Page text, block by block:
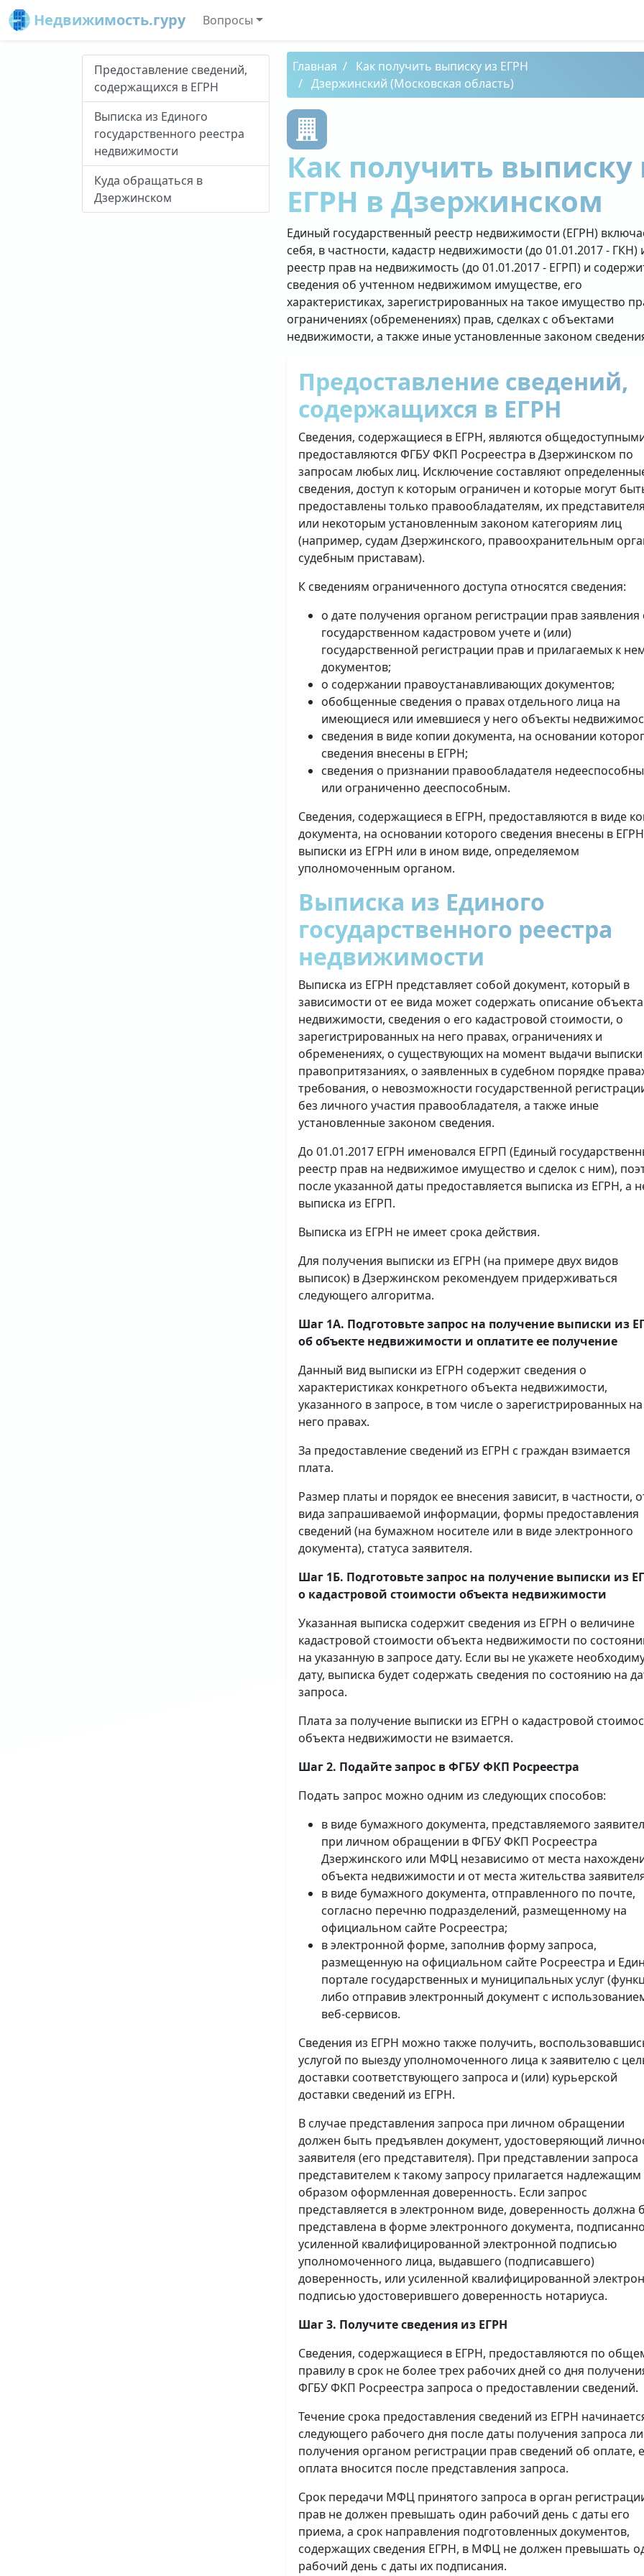
Недвижимость.гуру Вопросы
Предоставление сведений,
содержащихся в ЕГРН
Выписка из Единого
государственного реестра
недвижимости
Куда обращаться в
Дзержинском
Главная
Как получить выписку из ЕГРН
Дзержинский (Московская область)
Как получить выписку
ЕГРН в Дзержинском
Единый государственный реестр недвижимости (ЕГРН)
себя, в частности, кадастр недвижимости (до 01.01.2017 - ГКН)
реестр прав на недвижимость (до 01.01.2017 - ЕГРП) и
сведения об учтенном недвижимом имуществе, его
характеристиках, зарегистрированных на такое имущество
ограничениях (обременениях) прав, сделках с объектами
недвижимости, а также иные установленные законом
Предоставление сведений,
содержащихся в ЕГРН
Сведения, содержащиеся в ЕГРН, являются
предоставляются ФГБУ ФКП Росреестра в Дзержинском по
запросам любых лиц. Исключение составляют
сведения, доступ к которым ограничен и которые могут
предоставлены только правообладателям, их
или некоторым установленным законом категориям лиц
(например, судам Дзержинского, правоохранительным
судебным приставам).
К сведениям ограниченного доступа относятся сведения:
о дате получения органом регистрации прав заявления
государственном кадастровом учете и (или)
государственной регистрации прав и прилагаемых к
документов;
о содержании правоустанавливающих документов;
обобщенные сведения о правах отдельного лица на
имеющиеся или имевшиеся у него объекты
сведения в виде копии документа, на основании
сведения внесены в ЕГРН;
сведения о признании правообладателя
или ограниченно дееспособным.
Сведения, содержащиеся в ЕГРН, предоставляются в виде
документа, на основании которого сведения внесены в
выписки из ЕГРН или в ином виде, определяемом
уполномоченным органом.
Выписка из Единого
государственного реестра
недвижимости
Выписка из ЕГРН представляет собой документ, который в
зависимости от ее вида может содержать описание объекта
недвижимости, сведения о его кадастровой стоимости, о
зарегистрированных на него правах, ограничениях и
обременениях, о существующих на момент выдачи выписки
правопритязаниях, о заявленных в судебном порядке
требования, о невозможности государственной
без личного участия правообладателя, а также иные
установленные законом сведения.
До 01.01.2017 ЕГРН именовался ЕГРП (Единый
реестр прав на недвижимое имущество и сделок с ним),
после указанной даты предоставляется выписка из ЕГРН, а
выписка из ЕГРП.
Выписка из ЕГРН не имеет срока действия.
Для получения выписки из ЕГРН (на примере двух видов
выписок) в Дзержинском рекомендуем придерживаться
следующего алгоритма.
Шаг 1А. Подготовьте запрос на получение выписки из
об объекте недвижимости и оплатите ее получение
Данный вид выписки из ЕГРН содержит сведения о
характеристиках конкретного объекта недвижимости,
указанного в запросе, в том числе о зарегистрированных на
него правах.
За предоставление сведений из ЕГРН с граждан взимается
плата.
Размер платы и порядок ее внесения зависит, в частности,
вида запрашиваемой информации, формы предоставления
сведений (на бумажном носителе или в виде электронного
документа), статуса заявителя.
Шаг 1Б. Подготовьте запрос на получение выписки из
о кадастровой стоимости объекта недвижимости
Указанная выписка содержит сведения из ЕГРН о величине
кадастровой стоимости объекта недвижимости по
на указанную в запросе дату. Если вы не укажете
дату, выписка будет содержать сведения по состоянию на
запроса.
Плата за получение выписки из ЕГРН о кадастровой
объекта недвижимости не взимается.
Шаг 2. Подайте запрос в ФГБУ ФКП Росреестра
Подать запрос можно одним из следующих способов:
в виде бумажного документа, представляемого
при личном обращении в ФГБУ ФКП Росреестра
Дзержинского или МФЦ независимо от места
объекта недвижимости и от места жительства
в виде бумажного документа, отправленного по почте,
согласно перечню подразделений, размещенному на
официальном сайте Росреестра;
в электронной форме, заполнив форму запроса,
размещенную на официальном сайте Росреестра и
портале государственных и муниципальных услуг
либо отправив электронный документ с
веб-сервисов.
Сведения из ЕГРН можно также получить,
услугой по выезду уполномоченного лица к заявителю с
доставки соответствующего запроса и (или) курьерской
доставки сведений из ЕГРН.
В случае представления запроса при личном обращении
должен быть предъявлен документ, удостоверяющий
заявителя (его представителя). При представлении запроса
представителем к такому запросу прилагается надлежащим
образом оформленная доверенность. Если запрос
представляется в электронном виде, доверенность должна
представлена в форме электронного документа,
усиленной квалифицированной электронной подписью
уполномоченного лица, выдавшего (подписавшего)
доверенность, или усиленной квалифицированной
подписью удостоверившего доверенность нотариуса.
Шаг 3. Получите сведения из ЕГРН
Сведения, содержащиеся в ЕГРН, предоставляются по
правилу в срок не более трех рабочих дней со дня
ФГБУ ФКП Росреестра запроса о предоставлении сведений.
Течение срока предоставления сведений из ЕГРН
следующего рабочего дня после даты получения запроса
получения органом регистрации прав сведений об оплате,
оплата вносится после представления запроса.
Срок передачи МФЦ принятого запроса в орган
прав не должен превышать один рабочий день с даты его
приема, а срок направления подготовленных документов,
содержащих сведения ЕГРН, в МФЦ не должен превышать
рабочий день с даты их подписания.